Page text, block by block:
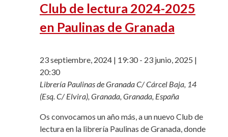
Club de lectura 2024-2025
en Paulinas de Granada
23 septiembre, 2024 | 19:30- 23 junio, 2025 |
20:30
Librería Paulinas de GranadaC/ Cárcel Baja, 14
(Esq. C/ Elvira), Granada, Granada, España
Os convocamos un año más, a un nuevo Club de
lectura en la librería Paulinas de Granada, donde